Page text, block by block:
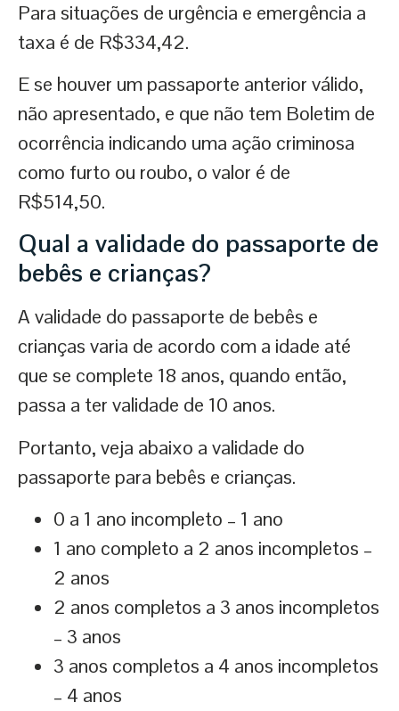
Para situações de urgência e emergência a
taxa é de R$334,42.
E se houver um passaporte anterior válido,
não apresentado, e que não tem Boletim de
ocorrência indicando uma ação criminosa
como furto ou roubo, o valor é de
R$514,50.
Qual a validade do passaporte de
bebês e crianças?
A validade do passaporte de bebês e
crianças varia de acordo com a idade até
que se complete 18 anos, quando então,
passa a ter validade de 10 anos.
Portanto, veja abaixo a validade do
passaporte para bebês e crianças.
0 a 1 ano incompleto – 1 ano
1 ano completo a 2 anos incompletos –
2 anos
2 anos completos a 3 anos incompletos
– 3 anos
3 anos completos a 4 anos incompletos
– 4 anos